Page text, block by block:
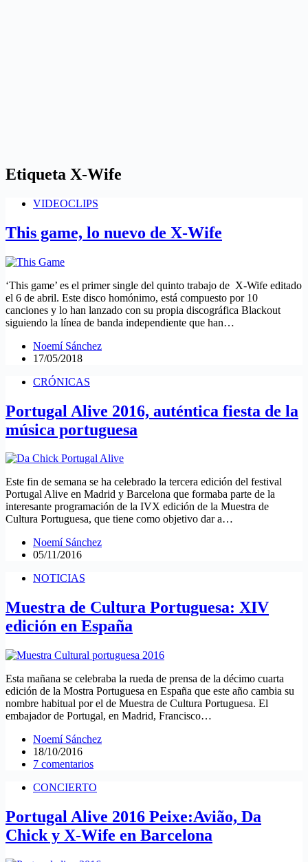
Etiqueta X-Wife
VIDEOCLIPS
This game, lo nuevo de X-Wife
‘This game’ es el primer single del quinto trabajo de X-Wife editado
el 6 de abril. Este disco homónimo, está compuesto por 10
canciones y lo han lanzado con su propia discográfica Blackout
siguiendo la línea de banda independiente que han…
Noemí Sánchez
17/05/2018
CRÓNICAS
Portugal Alive 2016, auténtica fiesta de la
música portuguesa
Este fin de semana se ha celebrado la tercera edición del festival
Portugal Alive en Madrid y Barcelona que formaba parte de la
interesante programación de la IVX edición de la Muestra de
Cultura Portuguesa, que tiene como objetivo dar a…
Noemí Sánchez
05/11/2016
NOTICIAS
Muestra de Cultura Portuguesa: XIV
edición en España
Esta mañana se celebraba la rueda de prensa de la décimo cuarta
edición de la Mostra Portuguesa en España que este año cambia su
nombre habitual por el de Muestra de Cultura Portuguesa. El
embajador de Portugal, en Madrid, Francisco…
Noemí Sánchez
18/10/2016
7 comentarios
CONCIERTO
Portugal Alive 2016 Peixe:Avião, Da
Chick y X-Wife en Barcelona